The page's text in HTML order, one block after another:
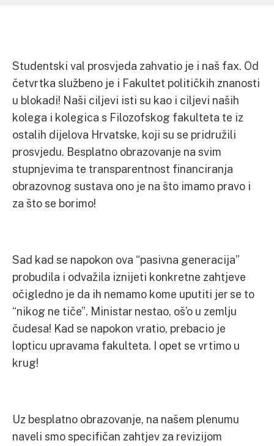
Studentski val prosvjeda zahvatio je i naš fax. Od
četvrtka službeno je i Fakultet političkih znanosti
u blokadi! Naši ciljevi isti su kao i ciljevi naših
kolega i kolegica s Filozofskog fakulteta te iz
ostalih dijelova Hrvatske, koji su se pridružili
prosvjedu. Besplatno obrazovanje na svim
stupnjevima te transparentnost financiranja
obrazovnog sustava ono je na što imamo pravo i
za što se borimo!
Sad kad se napokon ova “pasivna generacija”
probudila i odvažila iznijeti konkretne zahtjeve
očigledno je da ih nemamo kome uputiti jer se to
“nikog ne tiče”. Ministar nestao, oš’o u zemlju
čudesa! Kad se napokon vratio, prebacio je
lopticu upravama fakulteta. I opet se vrtimo u
krug!
Uz besplatno obrazovanje, na našem plenumu
naveli smo specifičan zahtjev za revizijom